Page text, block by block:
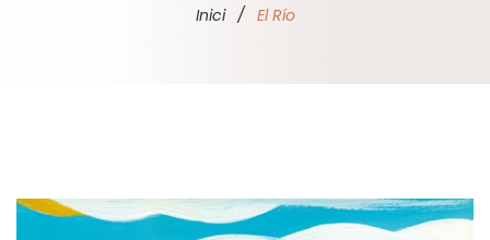
Inici / El Río